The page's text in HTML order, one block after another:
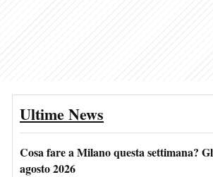
Ultime News
Cosa fare a Milano questa settimana?
agosto 2026